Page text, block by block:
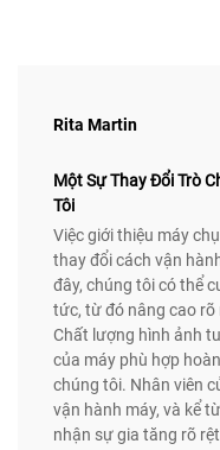
Rita Martin
Một Sự Thay Đổi Trò
Tôi
Việc giới thiệu máy
thay đổi cách vận
đây, chúng tôi có thể
tức, từ đó nâng cao rõ
Chất lượng hình ảnh
của máy phù hợp
chúng tôi. Nhân viên
vận hành máy, và kể
nhận sự gia tăng rõ